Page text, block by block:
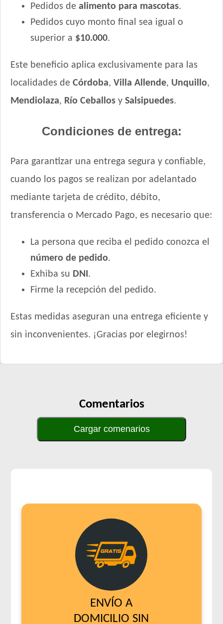
Pedidos de alimento para mascotas.
Pedidos cuyo monto final sea igual o
superior a $10.000.
Este beneficio aplica exclusivamente para las
localidades de Córdoba, Villa Allende, Unquillo,
Mendiolaza, Río Ceballos y Salsipuedes.
Condiciones de entrega:
Para garantizar una entrega segura y confiable,
cuando los pagos se realizan por adelantado
mediante tarjeta de crédito, débito,
transferencia o Mercado Pago, es necesario que:
La persona que reciba el pedido conozca el
número de pedido.
Exhiba su DNI.
Firme la recepción del pedido.
Estas medidas aseguran una entrega eficiente y
sin inconvenientes. ¡Gracias por elegirnos!
Comentarios
Cargar comenarios
ENVÍO A
DOMICILIO SIN